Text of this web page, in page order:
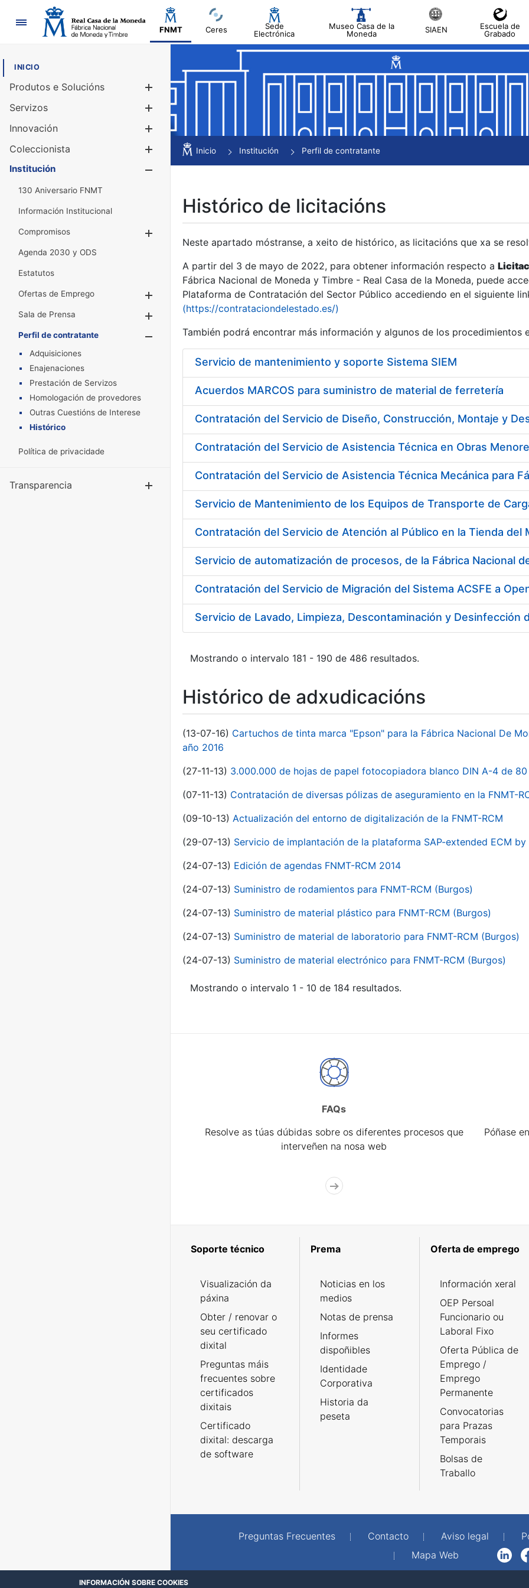
Navegación
FNMT Ceres
Sede
Electrónica
Museo Casa de la
Moneda
SIAEN
Escuela de
Grabado
INICIO
Produtos e Solucións
Mostrar/Ocultar
Servizos
Innovación
Coleccionista
Mostrar/Ocultar
Institución
130 Aniversario FNMT
Información Institucional
Compromisos
Agenda 2030 y ODS
Estatutos
Ofertas de Emprego
Mostrar/Ocultar
Sala de Prensa
Mostrar/Ocultar
Perfil de contratante
Mostrar/Ocultar
Adquisiciones
Enajenaciones
Prestación de Servizos
Homologación de provedores
Outras Cuestións de Interese
Histórico
Política de privacidade
Transparencia
Inicio Institución Perfil de contratante
Histórico de licitacións
Neste apartado móstranse, a xeito de histórico, as licitacións que xa se
A partir del 3 de mayo de 2022, para obtener información respecto a
Fábrica Nacional de Moneda y Timbre - Real Casa de la Moneda, puede
Plataforma de Contratación del Sector Público accediendo en el siguiente
(https://contrataciondelestado.es/)
También podrá encontrar más información y algunos de los procedimientos
Servicio de mantenimiento y soporte Sistema SIEM
Acuerdos MARCOS para suministro de material de ferretería
Contratación del Servicio de Asistencia Técnica en Obras
Contratación del Servicio de Asistencia Técnica Mecánica para
Servicio de Mantenimiento de los Equipos de Transporte de
Servicio de automatización de procesos, de la Fábrica Nacional
Contratación del Servicio de Migración del Sistema ACSFE a
Mostrando o intervalo 181 - 190 de 486 resultados.
Histórico de adxudicacións
(13-07-16) Cartuchos de tinta marca "Epson" para la Fábrica Nacional De
año 2016
(27-11-13) 3.000.000 de hojas de papel fotocopiadora blanco DIN A-4 de 80
(07-11-13) Contratación de diversas pólizas de aseguramiento en la FNMT-
(09-10-13) Actualización del entorno de digitalización de la FNMT-RCM
(29-07-13) Servicio de implantación de la plataforma SAP-extended ECM by
(24-07-13) Edición de agendas FNMT-RCM 2014
(24-07-13) Suministro de rodamientos para FNMT-RCM (Burgos)
(24-07-13) Suministro de material plástico para FNMT-RCM (Burgos)
(24-07-13) Suministro de material de laboratorio para FNMT-RCM (Burgos)
(24-07-13) Suministro de material electrónico para FNMT-RCM (Burgos)
Mostrando o intervalo 1 - 10 de 184 resultados.
FAQs
Resolve as túas dúbidas sobre os diferentes procesos que
interveñen na nosa web
Póñase
Soporte técnico
Visualización da
páxina
Obter / renovar o
seu certificado
dixital
Preguntas máis
frecuentes sobre
certificados
dixitais
Certificado
dixital: descarga
de software
Prema
Noticias en los
medios
Notas de prensa
Informes
dispoñibles
Identidade
Corporativa
Historia da
peseta
Oferta de emprego
Información xeral
OEP Persoal
Funcionario ou
Laboral Fixo
Oferta Pública de
Emprego /
Emprego
Permanente
Convocatorias
para Prazas
Temporais
Bolsas de
Traballo
Preguntas Frecuentes Contacto Aviso legal
Mapa Web
LinkedInFacebook
INFORMACIÓN SOBRE COOKIES